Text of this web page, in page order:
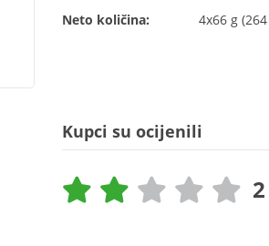
Neto količina:
4x66 g
Kupci su ocijenili
2